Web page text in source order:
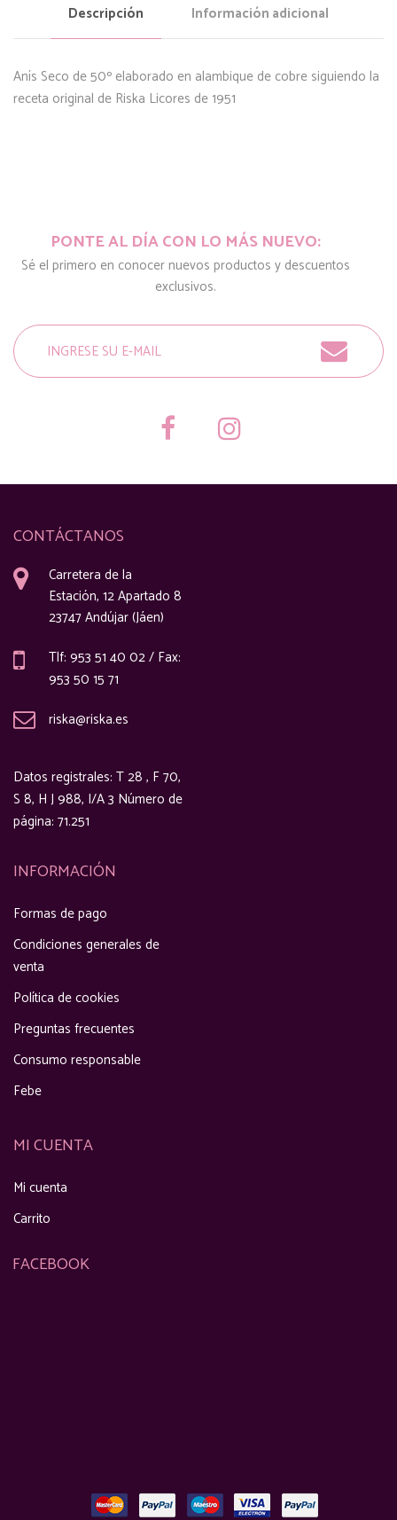
Descripción Información adicional
Anís Seco de 50º elaborado en alambique de cobre siguiendo la
receta original de Riska Licores de 1951
PONTE AL DÍA CON LO MÁS NUEVO:
Sé el primero en conocer nuevos productos y descuentos
exclusivos.
CONTÁCTANOS
Carretera de la
Estación, 12 Apartado 8
23747 Andújar (Jáen)
Tlf: 953 51 40 02 / Fax:
953 50 15 71
riska@riska.es
Datos registrales: T 28 , F 70,
S 8, H J 988, I/A 3 Número de
página: 71.251
INFORMACIÓN
Formas de pago
Condiciones generales de
venta
Política de cookies
Preguntas frecuentes
Consumo responsable
Febe
MI CUENTA
Mi cuenta
Carrito
FACEBOOK